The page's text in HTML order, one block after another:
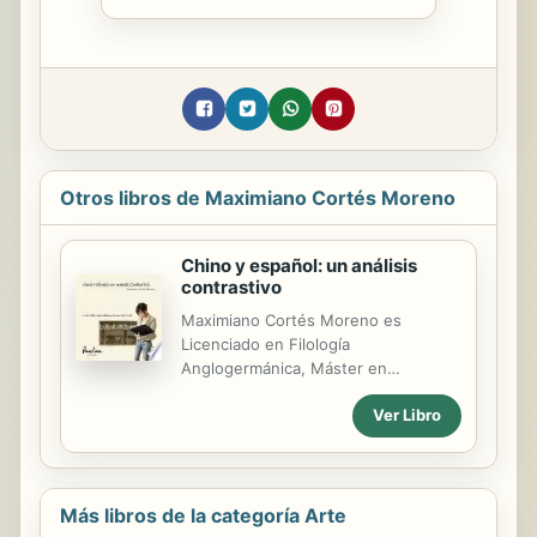
Otros libros de Maximiano Cortés Moreno
Chino y español: un análisis
contrastivo
Maximiano Cortés Moreno es
Licenciado en Filología
Anglogermánica, Máster en
Formación de Profesores de Español
como Lengua Extranjera y Doctor en
Didáctica de la Lengua y la Literatura
por la Universidad de Barcelona
(España). En 1988 empezó su labor
docente como profesor de lengua
Ver Libro
Más libros de la categoría Arte